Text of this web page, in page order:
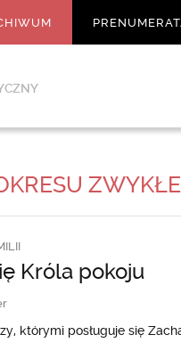
Króla pokoju
którymi posługuje się